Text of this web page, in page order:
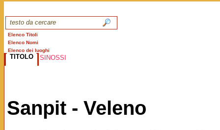
Elenco Titoli
Elenco Nomi
Elenco dei luoghi
TITOLO SINOSSI
Sanpit - Veleno